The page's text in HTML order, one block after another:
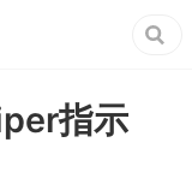
指示